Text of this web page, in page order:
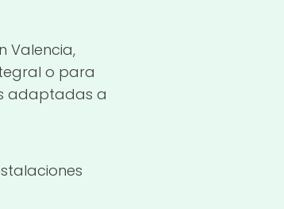
Valencia,
o para
adaptadas a